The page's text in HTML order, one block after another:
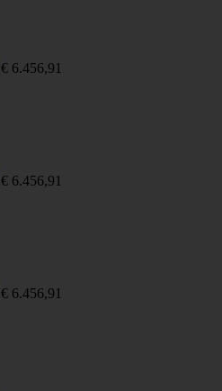
€ 6.456,91
€ 6.456,91
€ 6.456,91